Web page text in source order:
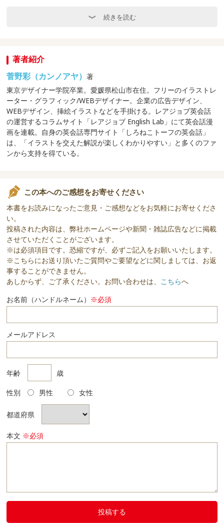
LESSON07 ショッピングを楽しむ
LESSON11 スーパーで買い物をする
【CHAPTER③ おうち編】
LESSON13 料理をする
LESSON14 洗濯＆掃除をする
LESSON15 おうちでゴロゴロする
LESSON16 ネットショッピングをする
LESSON17 オンラインデートをする
LESSON18 ホームパーティーをする
LESSON19 美容ケアをする
LESSON21 会議で話し合う
LESSON22 上司で相談をする
LESSON23 取引先に出向く
LESSON24 仕事でのミス
【CHAPTER⑤ おでかけ編】
LESSON25 キャンプを楽しむ
LESSON26 フェスに行く
LESSON27 神社巡りをする
LESSON28 海外旅行 ～その1～
LESSON29 海外旅行 ～その2～
続きを読む
著者紹介
菅野彩（カンノアヤ）著
東京デザイナー学院卒業。愛媛県松山市在住。フリーのイラストレ
ーター・グラフィック/WEBデザイナー。企業の広告デザイン、
WEBデザイン、挿絵イラストなどを手掛ける。レアジョブ英会話
の運営するコラムサイト「レアジョブ English Lab」にて英会話漫
画を連載。自身の英会話専門サイト「しろねこトーフの英会話」
は、「イラストを交えた解説が楽しくわかりやすい」と多くのファ
ンから支持を得ている。
この本へのご感想をお寄せください
本書をお読みになったご意見・ご感想などをお気軽にお寄せくださ
い。
投稿された内容は、弊社ホームページや新聞・雑誌広告などに掲載
させていただくことがございます。
※は必須項目です。恐縮ですが、必ずご記入をお願いいたします。
※こちらにお送り頂いたご質問やご要望などに関しましては、お返
事することができません。
あしからず、ご了承ください。お問い合わせは、 こちらへ
お名前（ハンドルネーム） ※必須
メールアドレス
年齢 歳
性別 男性 女性
都道府県
本文 ※必須
投稿する